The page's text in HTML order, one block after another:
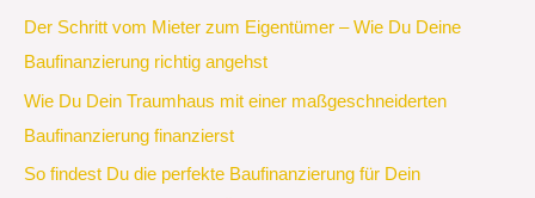
Der Schritt vom Mieter zum Eigentümer – Wie Du Deine
Baufinanzierung richtig angehst
Wie Du Dein Traumhaus mit einer maßgeschneiderten
Baufinanzierung finanzierst
So findest Du die perfekte Baufinanzierung für Dein